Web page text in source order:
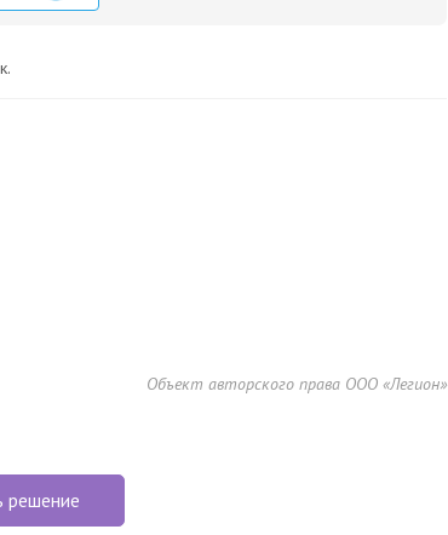
Объект авторского права ООО «Легион»
решение